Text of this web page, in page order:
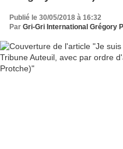
Publié le 30/05/2018 à 16:32
Par Gri-Gri International Grégory